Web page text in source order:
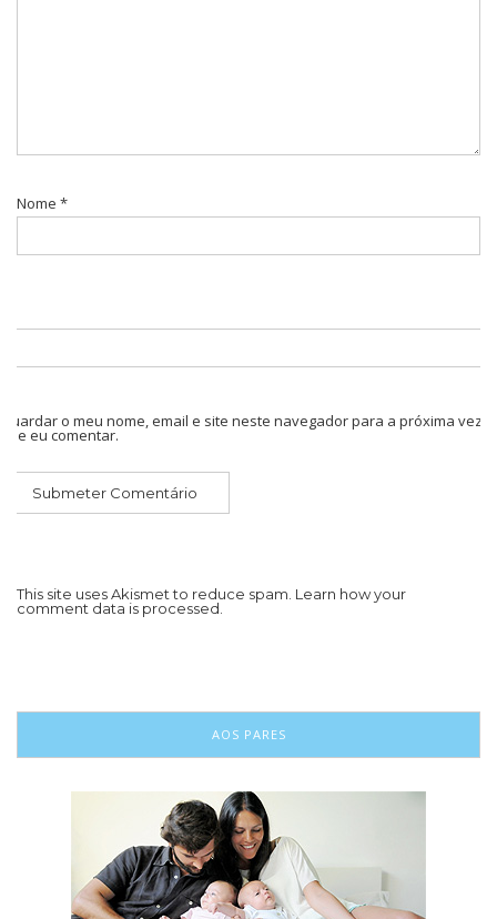
Nome *
Guardar o meu nome, email e site neste navegador para a próxima vez
que eu comentar.
This site uses Akismet to reduce spam. Learn how your
comment data is processed.
AOS PARES